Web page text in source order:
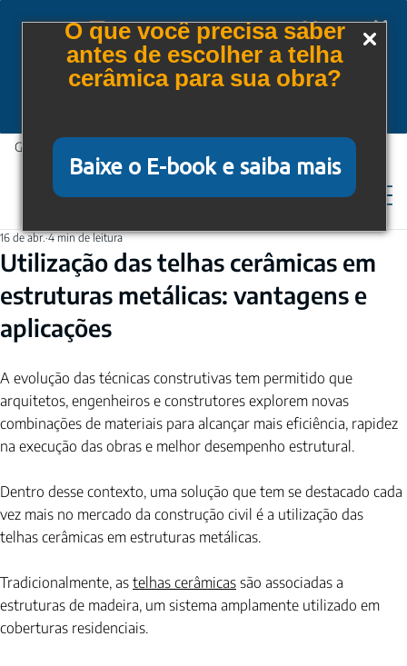
O que você precisa saber
antes de escolher a telha
cerâmica para sua obra?
Baixe o E-book e saiba mais
Tem cupom para você!
Baixe gratuitamente nosso e-book e saiba mais
Garantia de proteção, conforto e qualidade.
Utilização das telhas cerâmicas em
estruturas metálicas: vantagens e
aplicações
16 de abr. 4 min de leitura
A evolução das técnicas construtivas tem permitido que
arquitetos, engenheiros e construtores explorem novas
combinações de materiais para alcançar mais eficiência, rapidez
na execução das obras e melhor desempenho estrutural.
Dentro desse contexto, uma solução que tem se destacado cada
vez mais no mercado da construção civil é a utilização das
telhas cerâmicas em estruturas metálicas.
Tradicionalmente, as telhas cerâmicas são associadas a
estruturas de madeira, um sistema amplamente utilizado em
coberturas residenciais.